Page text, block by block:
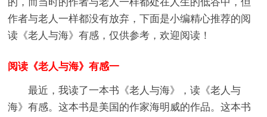
作者与老人一样都没有放弃，下面是小编精心推荐的阅
读《老人与海》有感，仅供参考，欢迎阅读！
阅读《老人与海》有感一
最近，我读了一本书《老人与海》，读《老人与
海》有感。这本书是美国的作家海明威的作品。这本书